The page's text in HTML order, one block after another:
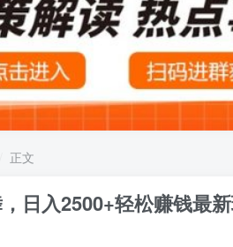
正文
日入2500+轻松赚钱最